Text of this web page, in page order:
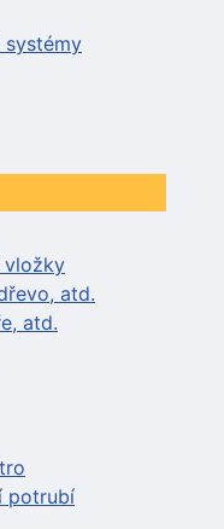
systémy
vložky
atd.
atd.
potrubí